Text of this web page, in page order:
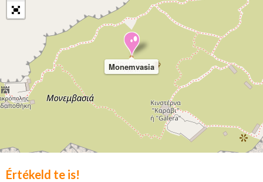
Monemvasia
Értékeld te is!